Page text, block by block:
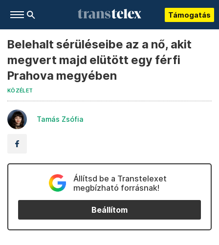
Támogatás
Belehalt sérüléseibe az a nő, akit
megvert majd elütött egy férfi
Prahova megyében
KÖZÉLET
Tamás Zsófia
Állítsd be a Transtelexet
megbízható forrásnak!
Beállítom